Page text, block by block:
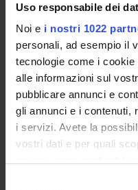
Uso responsabile dei
Noi e i nostri 1022
personali, ad esempio il
tecnologie come i
alle informazioni sul
pubblicare annunci e
gli annunci e i contenuti,
i servizi. Avete la
vostri dati e per quali
La definizione
I caratteri
Le notifiche di rilascio
Tecniche di Rilevazione
Metodi basati sul DNA,
Metodi diversi
Valutazione del rischio
l’uso di MGM
Problematiche relative al